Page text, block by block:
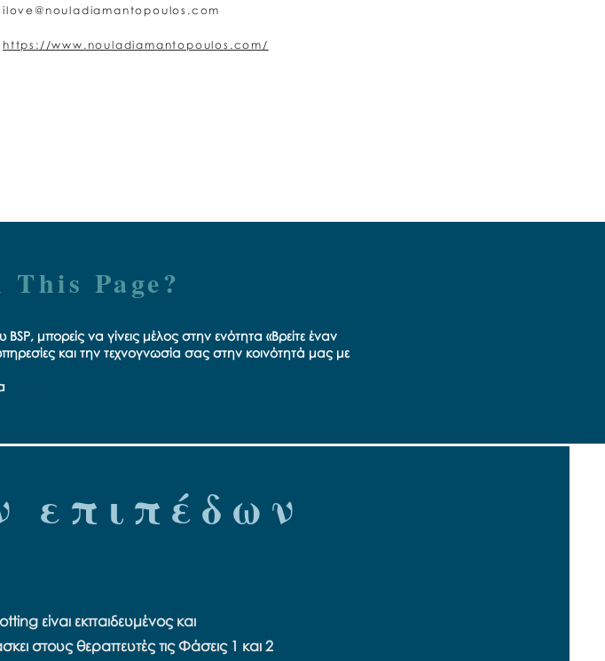
ilove@nouladiamantopoulos.com
https://www.nouladiamantopoulos.com/
Page?
μπορείς να γίνεις μέλος στην ενότητα «Βρείτε έναν
και την τεχνογνωσία σας στην κοινότητά μας με
επιπέδων
είναι εκπαιδευμένος και
στους θεραπευτές τις Φάσεις 1 και 2